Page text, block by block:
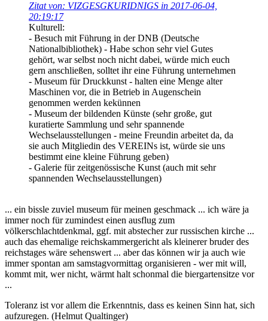
Zitat von: VIZGESGKURIDNIGS in 2017-06-04,
20:19:17
Kulturell:
- Besuch mit Führung in der DNB (Deutsche
Nationalbibliothek) - Habe schon sehr viel Gutes
gehört, war selbst noch nicht dabei, würde mich euch
gern anschließen, solltet ihr eine Führung unternehmen
- Museum für Druckkunst - halten eine Menge alter
Maschinen vor, die in Betrieb in Augenschein
genommen werden kekünnen
- Museum der bildenden Künste (sehr große, gut
kuratierte Sammlung und sehr spannende
Wechselausstellungen - meine Freundin arbeitet da, da
sie auch Mitgliedin des VEREINs ist, würde sie uns
bestimmt eine kleine Führung geben)
- Galerie für zeitgenössische Kunst (auch mit sehr
spannenden Wechselausstellungen)
... ein bissle zuviel museum für meinen geschmack ... ich wäre ja
immer noch für zumindest einen ausflug zum
völkerschlachtdenkmal, ggf. mit abstecher zur russischen kirche ...
auch das ehemalige reichskammergericht als kleinerer bruder des
reichstages wäre sehenswert ... aber das können wir ja auch wie
immer spontan am samstagvormittag organisieren - wer mit will,
kommt mit, wer nicht, wärmt halt schonmal die biergartensitze vor
...
Toleranz ist vor allem die Erkenntnis, dass es keinen Sinn hat, sich
aufzuregen. (Helmut Qualtinger)